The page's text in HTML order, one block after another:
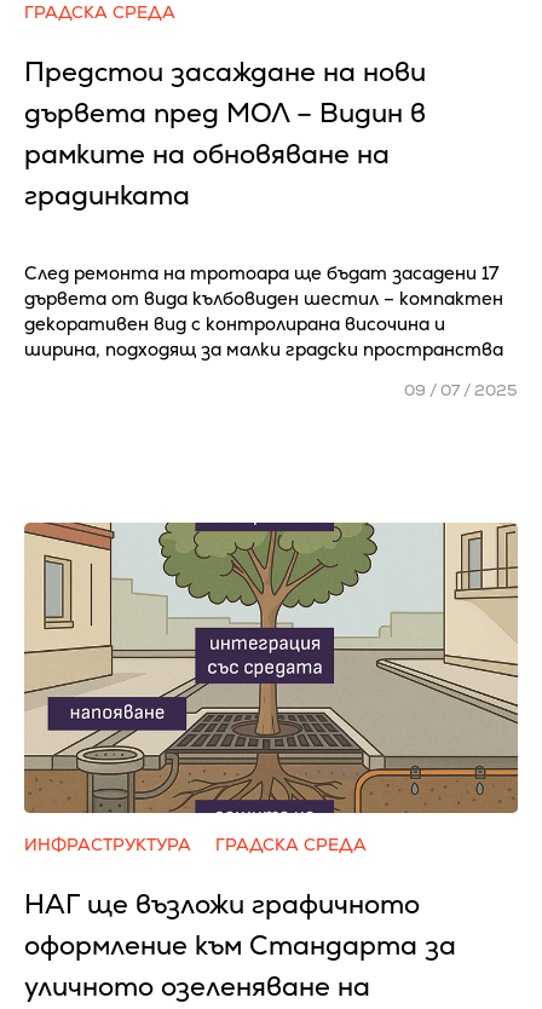
ГРАДСКА СРЕДА
Предстои засаждане на нови
дървета пред МОЛ – Видин в
рамките на обновяване на
градинката
След ремонта на тротоара ще бъдат засадени 17
дървета от вида кълбовиден шестил – компактен
декоративен вид с контролирана височина и
ширина, подходящ за малки градски пространства
09 / 07 / 2025
ИНФРАСТРУКТУРА ГРАДСКА СРЕДА
НАГ ще възложи графичното
оформление към Стандарта за
уличното озеленяване на